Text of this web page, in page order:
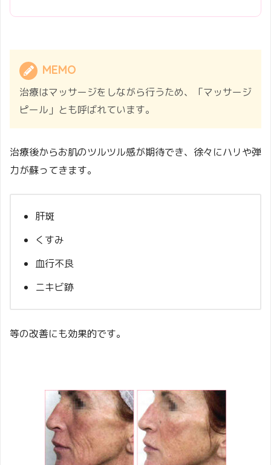
MEMO
治療はマッサージをしながら行うため、「マッサージ
ピール」とも呼ばれています。
治療後からお肌のツルツル感が期待でき、徐々にハリや弾
力が蘇ってきます。
肝斑
くすみ
血行不良
ニキビ跡
等の改善にも効果的です。